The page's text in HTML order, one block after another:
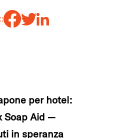
per hotel:
Soap Aid —
in speranza